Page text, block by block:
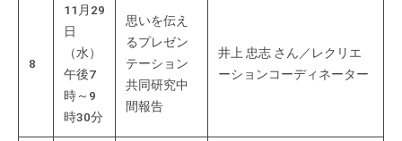
8
11月29
日
（水）
午後7
時～9
時30分
思いを伝え
るプレゼン
テーション
共同研究中
間報告
井上 忠志 さん／レクリエ
ーションコーディネーター